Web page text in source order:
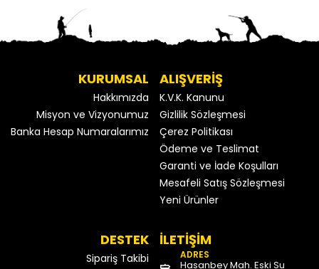
KURUMSAL
Hakkımızda
Misyon ve Vizyonumuz
Banka Hesap Numaralarımız
ALIŞVERİŞ
K.V.K. Kanunu
Gizlilik Sözleşmesi
Çerez Politikası
Ödeme ve Teslimat
Garanti ve İade Koşulları
Mesafeli Satış Sözleşmesi
Yeni Ürünler
DESTEK
Sipariş Takibi
İLETİŞİM
ADRES
Hasanbey Mah. Eski Su